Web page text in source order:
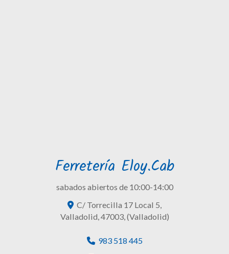
Ferretería Eloy.Cab
sabados abiertos de 10:00-14:00
C/ Torrecilla 17 Local 5,
Valladolid,47003,(Valladolid)
983 518 445